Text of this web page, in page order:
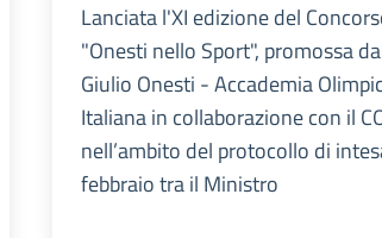
Lanciata l'XI edizione del
"Onesti nello Sport", promossa
Giulio Onesti - Accademia
Italiana in collaborazione con il
nell’ambito del protocollo di
febbraio tra il Ministro